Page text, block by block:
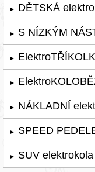
► DĚTSKÁ
► S NÍZKÝM
►
►
► NÁKLADNÍ
► SPEED
► SUV elektrokola